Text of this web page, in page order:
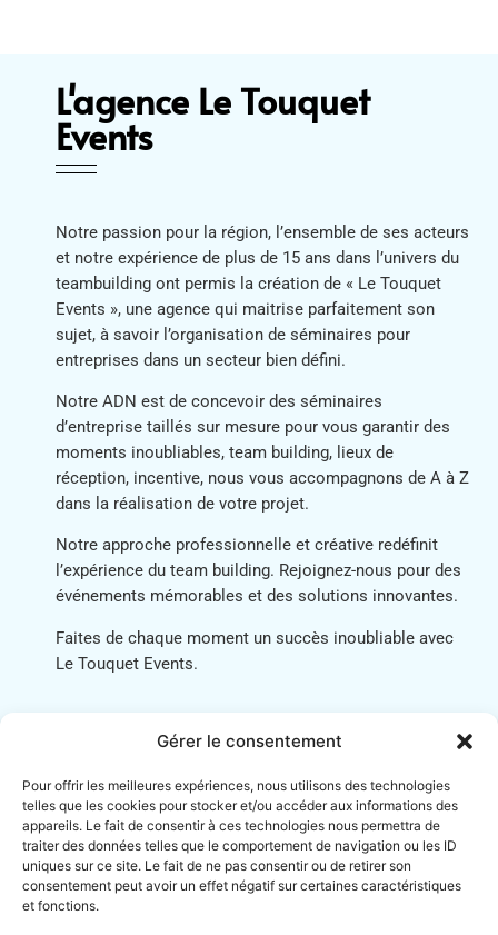
Gérer le consentement
Pour offrir les meilleures expériences, nous utilisons des technologies
telles que les cookies pour stocker et/ou accéder aux informations des
appareils. Le fait de consentir à ces technologies nous permettra de
traiter des données telles que le comportement de navigation ou les ID
uniques sur ce site. Le fait de ne pas consentir ou de retirer son
consentement peut avoir un effet négatif sur certaines caractéristiques
et fonctions.
L'agence Le Touquet
Events
Notre passion pour la région, l’ensemble de ses acteurs
et notre expérience de plus de 15 ans dans l’univers du
teambuilding ont permis la création de « Le Touquet
Events », une agence qui maitrise parfaitement son
sujet, à savoir l’organisation de séminaires pour
entreprises dans un secteur bien défini.
Notre ADN est de concevoir des séminaires
d’entreprise taillés sur mesure pour vous garantir des
moments inoubliables, team building, lieux de
réception, incentive, nous vous accompagnons de A à Z
dans la réalisation de votre projet.
Notre approche professionnelle et créative redéfinit
l’expérience du team building. Rejoignez-nous pour des
événements mémorables et des solutions innovantes.
Faites de chaque moment un succès inoubliable avec
Le Touquet Events.
réceptions, activitésteam building
Faites le plein de bonnes idées pour votre séminaire !